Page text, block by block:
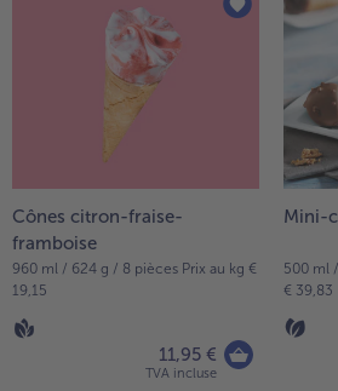
TousPlats cuisinés
Boulangerie & Pâtisserie
TousBoulangerie & Pâtisserie
Entrées, Apéritifs & Snacks
TousEntrées, Apéritifs &
Produits non surgelés
TousProduits non surgelés
articles
sur
Cônes citron-fraise-
framboise
960 ml / 624 g / 8 pièces Prix au kg €
19,15
11,95 €
TVA incluse
Mini-
500 ml
€ 39,83